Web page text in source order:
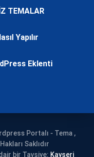
TEMALAR
Yapılır
Eklenti
Portalı - Tema ,
Saklıdır
bir Tavsiye: Kayseri